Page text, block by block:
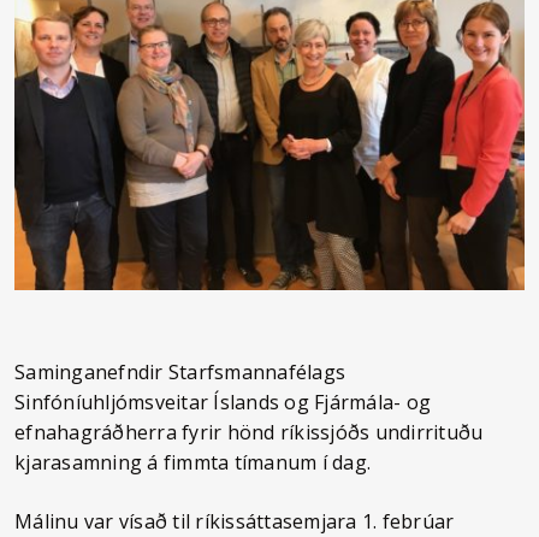
Saminganefndir Starfsmannafélags
Sinfóníuhljómsveitar Íslands og Fjármála- og
efnahagráðherra fyrir hönd ríkissjóðs undirrituðu
kjarasamning á fimmta tímanum í dag.
Málinu var vísað til ríkissáttasemjara 1. febrúar